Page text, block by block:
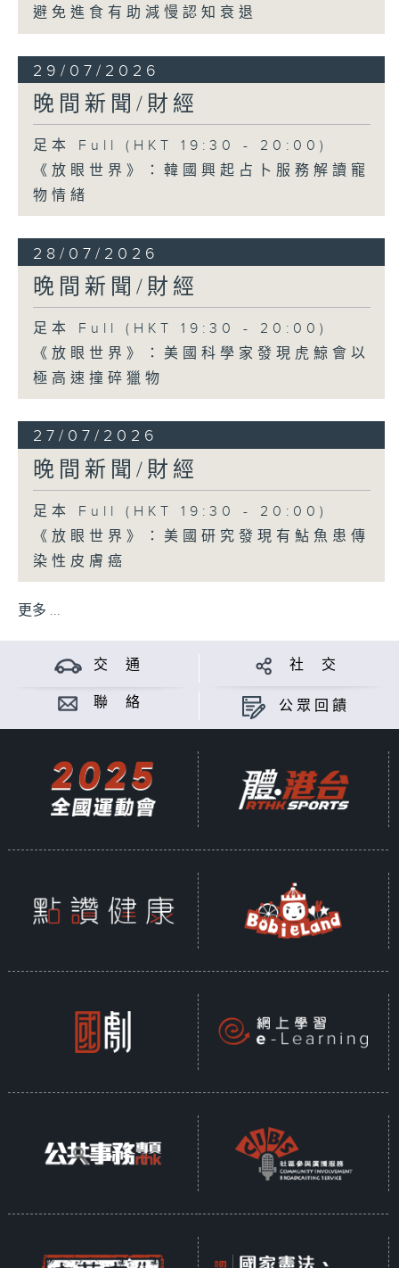
避免進食有助減慢認知衰退
29/07/2026
晚間新聞/財經
足本 Full (HKT 19:30 - 20:00)
《放眼世界》：韓國興起占卜服務解讀寵
物情緒
28/07/2026
晚間新聞/財經
足本 Full (HKT 19:30 - 20:00)
《放眼世界》：美國科學家發現虎鯨會以
極高速撞碎獵物
27/07/2026
晚間新聞/財經
足本 Full (HKT 19:30 - 20:00)
《放眼世界》：美國研究發現有鮎魚患傳
染性皮膚癌
更多 ...
交 通 社 交
聯 絡 公眾回饋